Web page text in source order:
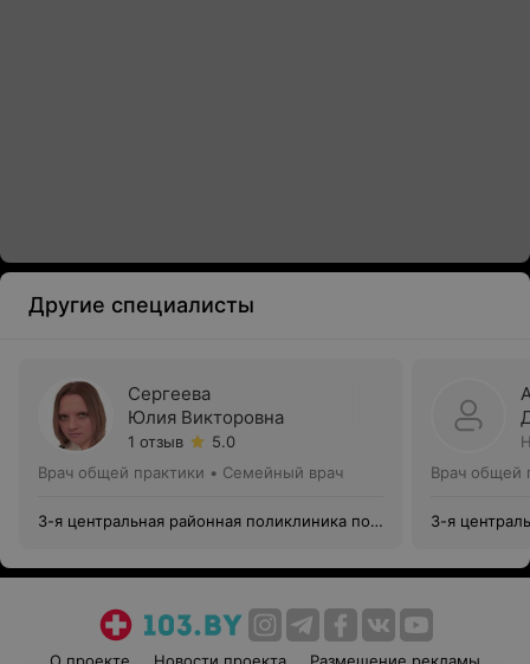
Другие специалисты
Сергеева
Юлия Викторовна
1 отзыв
5.0
Врач общей практики • Семейный врач
3-я центральная районная поликлиника пос.
Врач общей
3-я